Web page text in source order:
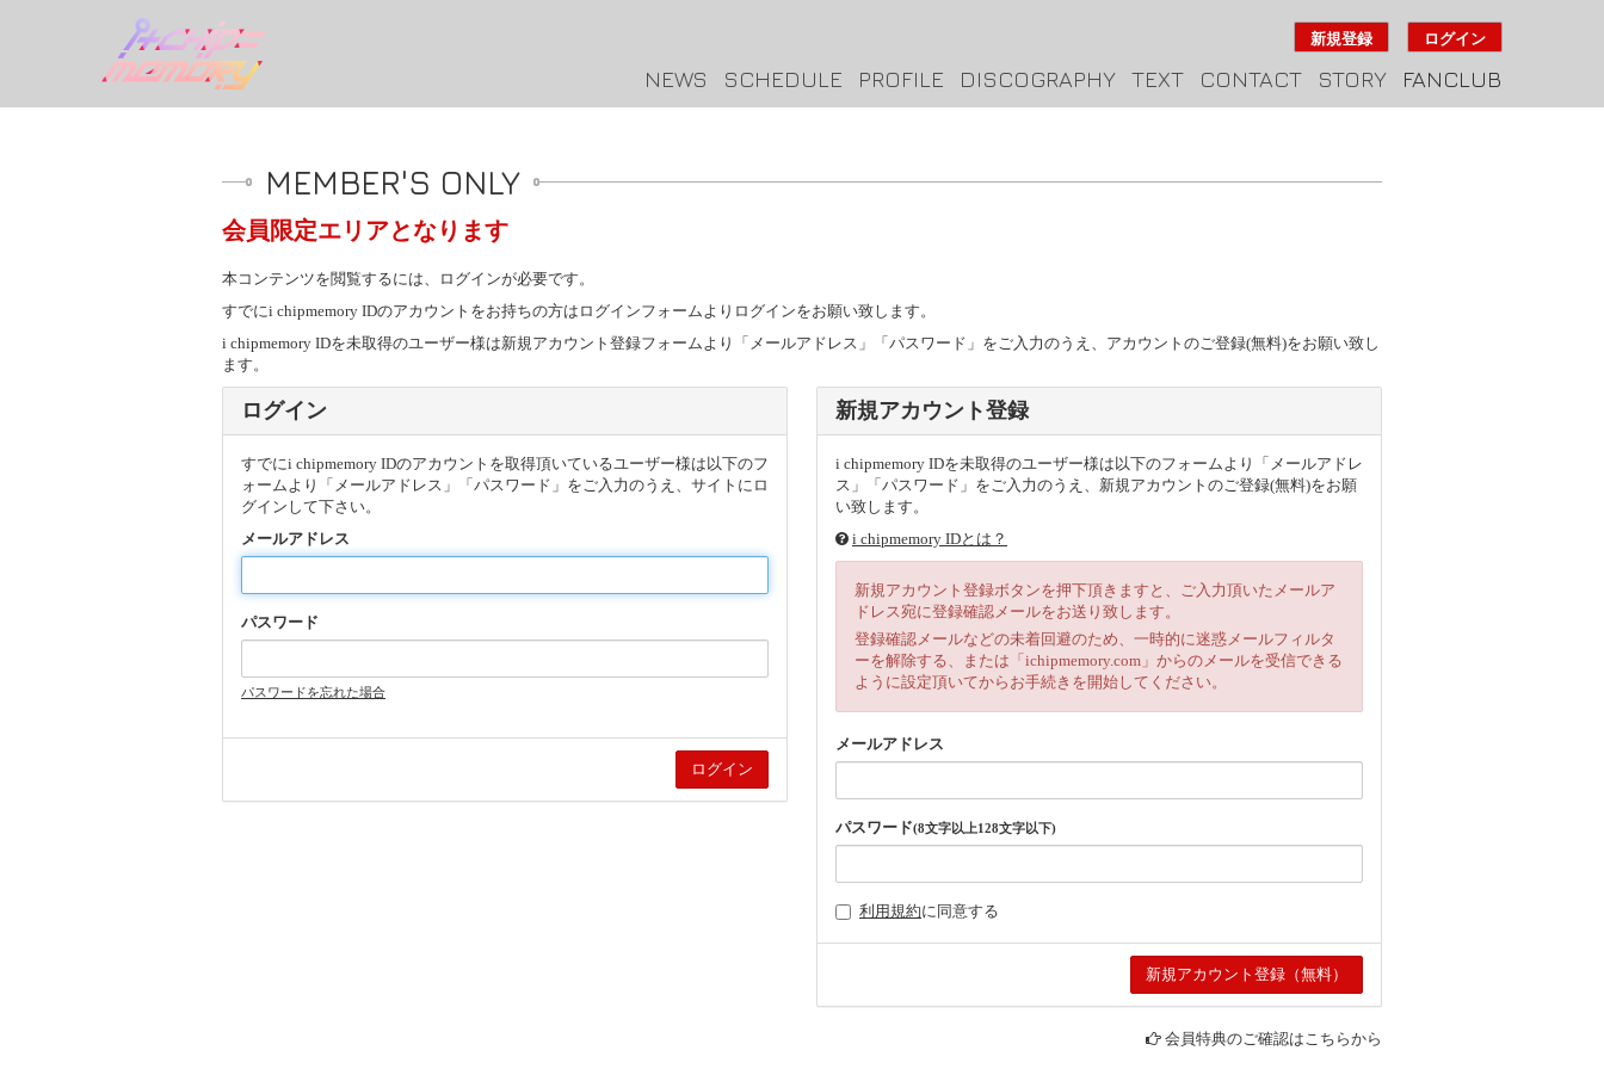
新規登録 ログイン
NEWS SCHEDULE PROFILE DISCOGRAPHY TEXT CONTACT STORY FANCLUB
MEMBER'S ONLY
会員限定エリアとなります
本コンテンツを閲覧するには、ログインが必要です。
すでにi chipmemory IDのアカウントをお持ちの方はログインフォームよりログインをお願い致します。
i chipmemory IDを未取得のユーザー様は新規アカウント登録フォームより「メールアドレス」「パスワード」をご入力のうえ、アカウントのご登録(無料)をお願い致し
ます。
ログイン
すでにi chipmemory IDのアカウントを取得頂いているユーザー様は以下のフ
ォームより「メールアドレス」「パスワード」をご入力のうえ、サイトにロ
グインして下さい。
メールアドレス
パスワード
パスワードを忘れた場合
新規アカウント登録
i chipmemory IDを未取得のユーザー様は以下のフォームより「メールアドレ
ス」「パスワード」をご入力のうえ、新規アカウントのご登録(無料)をお願
い致します。
i chipmemory IDとは？
新規アカウント登録ボタンを押下頂きますと、ご入力頂いたメールア
ドレス宛に登録確認メールをお送り致します。
登録確認メールなどの未着回避のため、一時的に迷惑メールフィルタ
ーを解除する、または「ichipmemory.com」からのメールを受信できる
ように設定頂いてからお手続きを開始してください。
メールアドレス
パスワード(8文字以上128文字以下)
利用規約に同意する
会員特典のご確認はこちらから